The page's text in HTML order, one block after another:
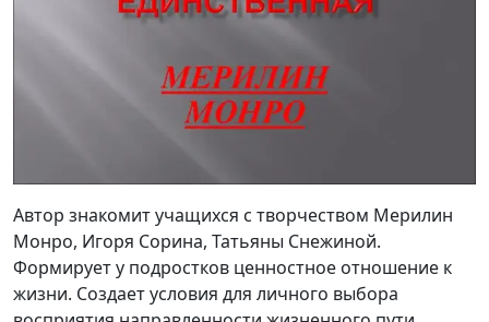
Автор знакомит учащихся с творчеством Мерилин
Монро, Игоря Сорина, Татьяны Снежиной.
Формирует у подростков ценностное отношение к
жизни. Создает условия для личного выбора